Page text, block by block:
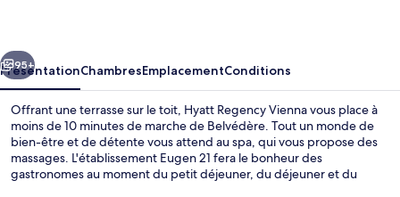
Suivant
95+
PrésentationChambresEmplacementConditions
Offrant une terrasse sur le toit, Hyatt Regency Vienna vous place à
moins de 10 minutes de marche de Belvédère. Tout un monde de
bien-être et de détente vous attend au spa, qui vous propose des
massages. L'établissement Eugen 21 fera le bonheur des
gastronomes au moment du petit déjeuner, du déjeuner et du